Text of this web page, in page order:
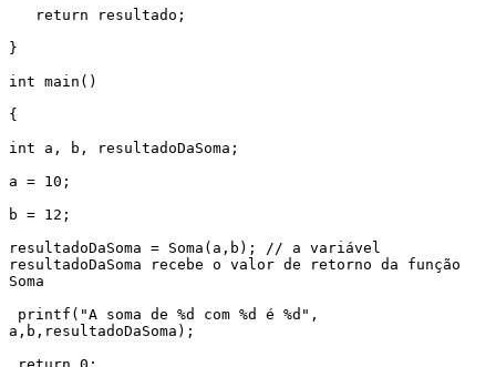
}
int main()
{
int a, b, resultadoDaSoma;
a = 10;
b = 12;
resultadoDaSoma = Soma(a,b); // a variável
resultadoDaSoma recebe o valor de retorno da função
Soma
a,b,resultadoDaSoma);